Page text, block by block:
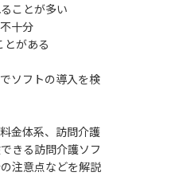
ことが多い
十分
とがある
ソフトの導入を検
金体系、訪問介護
きる訪問介護ソフ
注意点などを解説